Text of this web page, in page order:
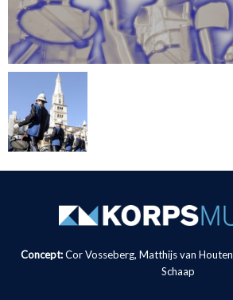
Concept:Cor Vosseberg, Matthijs van Houten
Schaap